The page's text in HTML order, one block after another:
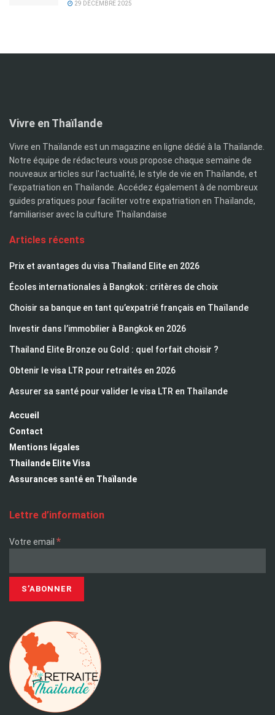
29 DÉCEMBRE 2025
Vivre en Thaïlande
Vivre en Thaïlande est un magazine en ligne dédié à la Thaïlande.
Notre équipe de rédacteurs vous propose chaque semaine de
nouveaux articles sur l'actualité, le style de vie en Thaïlande, et
l'expatriation en Thaïlande. Accédez également à de nombreux
guides pratiques pour faciliter votre expatriation en Thaïlande,
familiariser avec la culture Thaïlandaise
Articles récents
Prix et avantages du visa Thailand Elite en 2026
Écoles internationales à Bangkok : critères de choix
Choisir sa banque en tant qu’expatrié français en Thaïlande
Investir dans l’immobilier à Bangkok en 2026
Thailand Elite Bronze ou Gold : quel forfait choisir ?
Obtenir le visa LTR pour retraités en 2026
Assurer sa santé pour valider le visa LTR en Thaïlande
Accueil
Contact
Mentions légales
Thailande Elite Visa
Assurances santé en Thaïlande
Lettre d’information
Votre email *